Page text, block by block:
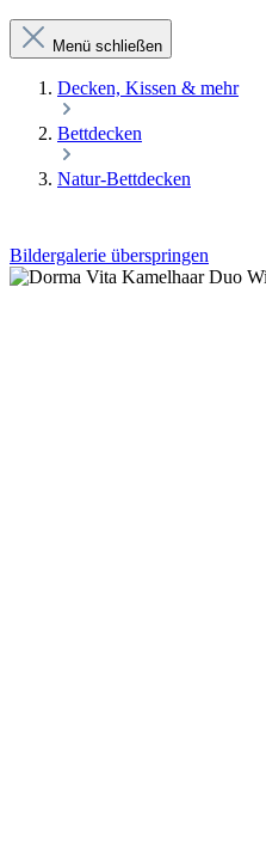
Menü schließen
Decken, Kissen & mehr
Bettdecken
Natur-Bettdecken
Bildergalerie überspringen